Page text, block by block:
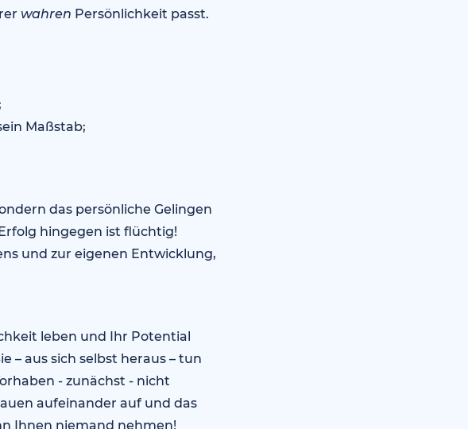
wahren Persönlichkeit passt.
Maßstab;
das persönliche Gelingen
hingegen ist flüchtig!
und zur eigenen Entwicklung,
leben und Ihr Potential
– aus sich selbst heraus – tun
- zunächst - nicht
aufeinander auf und das
Ihnen niemand nehmen!